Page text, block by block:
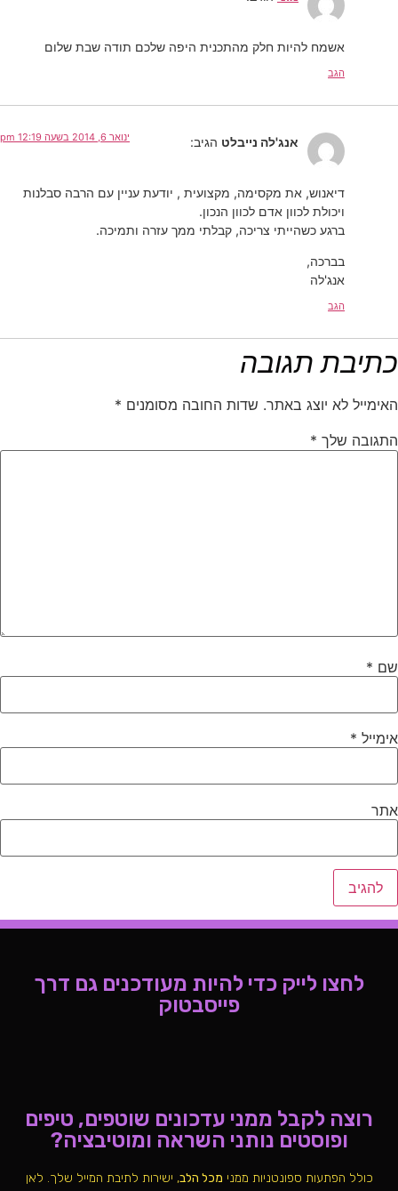
אשמח להיות חלק מהתכנית היפה שלכם תודה שבת שלום
הגב
אנג'לה נייבלט הגיב: ינואר 6, 2014 בשעה 12:19 pm
דיאנוש, את מקסימה, מקצועית , יודעת עניין עם הרבה סבלנות
ויכולת לכוון אדם לכוון הנכון.
ברגע כשהייתי צריכה, קבלתי ממך עזרה ותמיכה.
בברכה,
אנג'לה
הגב
כתיבת תגובה
האימייל לא יוצג באתר. שדות החובה מסומנים *
התגובה שלך *
שם *
אימייל *
אתר
לחצו לייק כדי להיות מעודכנים גם דרך
פייסבטוק
רוצה לקבל ממני עדכונים שוטפים, טיפים
ופוסטים נותני השראה ומוטיבציה?
כולל הפתעות ספונטניות ממני מכל הלב, ישירות לתיבת המייל שלך. לאן